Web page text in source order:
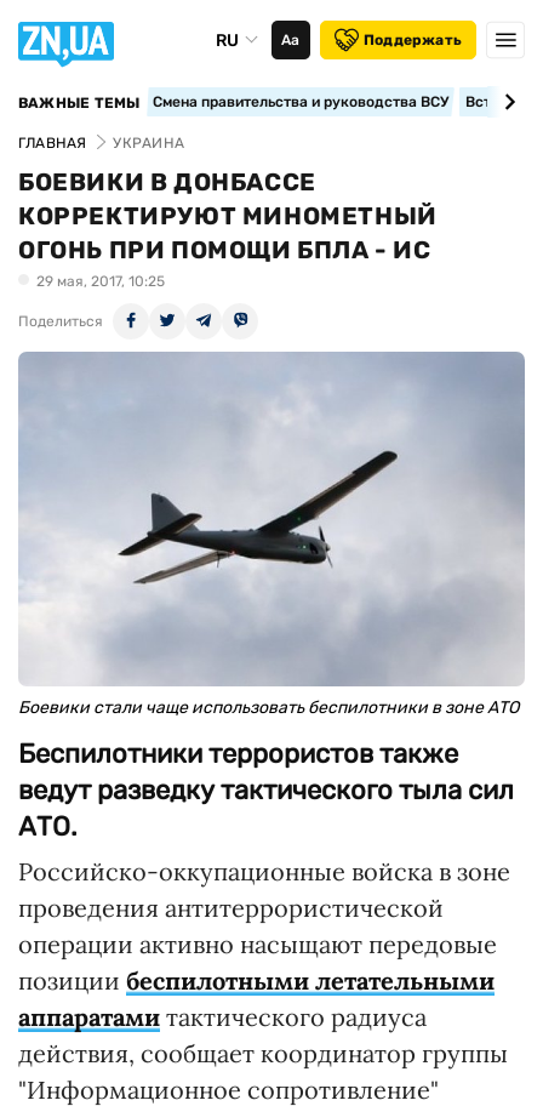
RU Аа Поддержать
ВАЖНЫЕ ТЕМЫ Смена правительства и руководства ВСУ
ГЛАВНАЯ УКРАИНА
БОЕВИКИ В ДОНБАССЕ
КОРРЕКТИРУЮТ МИНОМЕТНЫЙ
ОГОНЬ ПРИ ПОМОЩИ БПЛА - ИС
29 мая, 2017, 10:25
Поделиться
Боевики стали чаще использовать беспилотники в зоне АТО
Беспилотники террористов также
ведут разведку тактического тыла сил
АТО.
Российско-оккупационные войска в зоне
проведения антитеррористической
операции активно насыщают передовые
позиции беспилотными летательными
аппаратами тактического радиуса
действия, сообщает координатор группы
"Информационное сопротивление"